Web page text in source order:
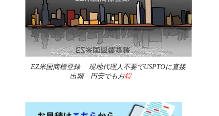
EZ米国商標登録 現地代理人不要でUSPTOに直接
出願 円安でもお得